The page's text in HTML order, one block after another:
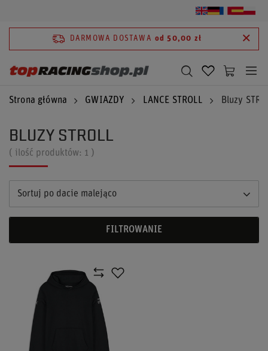
DARMOWA DOSTAWA od 50,00 zł
Strona główna GWIAZDY LANCE STROLL Bluzy
BLUZY STROLL
( ilość produktów: 1 )
Sortuj po dacie malejąco
FILTROWANIE